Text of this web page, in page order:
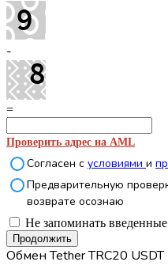
-
=
Проверить адрес на AML
Согласен с условиями и
Предварительную
возврате осознаю
Не запоминать
Обмен Tether TRC20